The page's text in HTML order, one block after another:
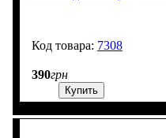
7308
390грн
Купить